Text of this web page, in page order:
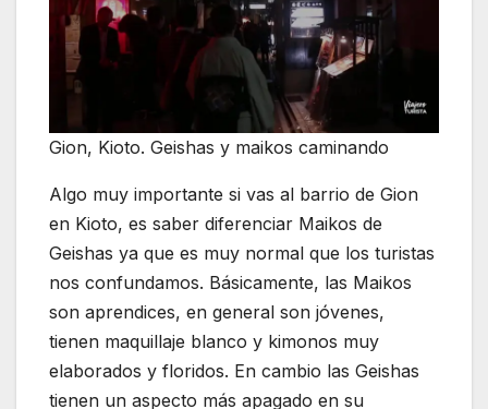
Gion, Kioto. Geishas y maikos caminando
Algo muy importante si vas al barrio de Gion
en Kioto, es saber diferenciar Maikos de
Geishas ya que es muy normal que los turistas
nos confundamos. Básicamente, las Maikos
son aprendices, en general son jóvenes,
tienen maquillaje blanco y kimonos muy
elaborados y floridos. En cambio las Geishas
tienen un aspecto más apagado en su